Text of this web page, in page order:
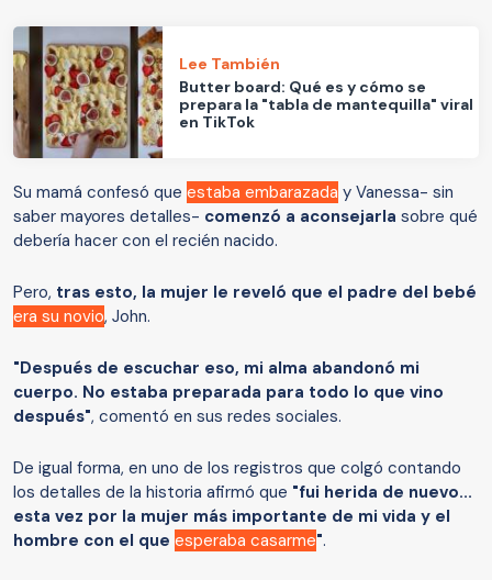
Lee También
Butter board: Qué es y cómo se
prepara la "tabla de mantequilla" viral
en TikTok
Su mamá confesó que estaba embarazada y Vanessa- sin
saber mayores detalles- comenzó a aconsejarla sobre qué
debería hacer con el recién nacido.
Pero, tras esto, la mujer le reveló que el padre del bebé
era su novio, John.
"Después de escuchar eso, mi alma abandonó mi
cuerpo. No estaba preparada para todo lo que vino
después", comentó en sus redes sociales.
De igual forma, en uno de los registros que colgó contando
los detalles de la historia afirmó que "fui herida de nuevo...
esta vez por la mujer más importante de mi vida y el
hombre con el que esperaba casarme".